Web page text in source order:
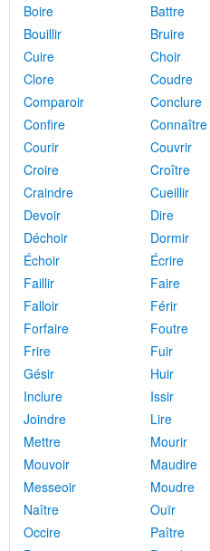
Boire
Battre
Bouillir
Bruire
Cuire
Choir
Clore
Coudre
Comparoir
Conclure
Confire
Connaître
Courir
Couvrir
Croire
Croître
Craindre
Cueillir
Devoir
Dire
Déchoir
Dormir
Échoir
Écrire
Faillir
Faire
Falloir
Férir
Forfaire
Foutre
Frire
Fuir
Gésir
Huir
Inclure
Issir
Joindre
Lire
Mettre
Mourir
Mouvoir
Maudire
Messeoir
Moudre
Naître
Ouïr
Occire
Paître